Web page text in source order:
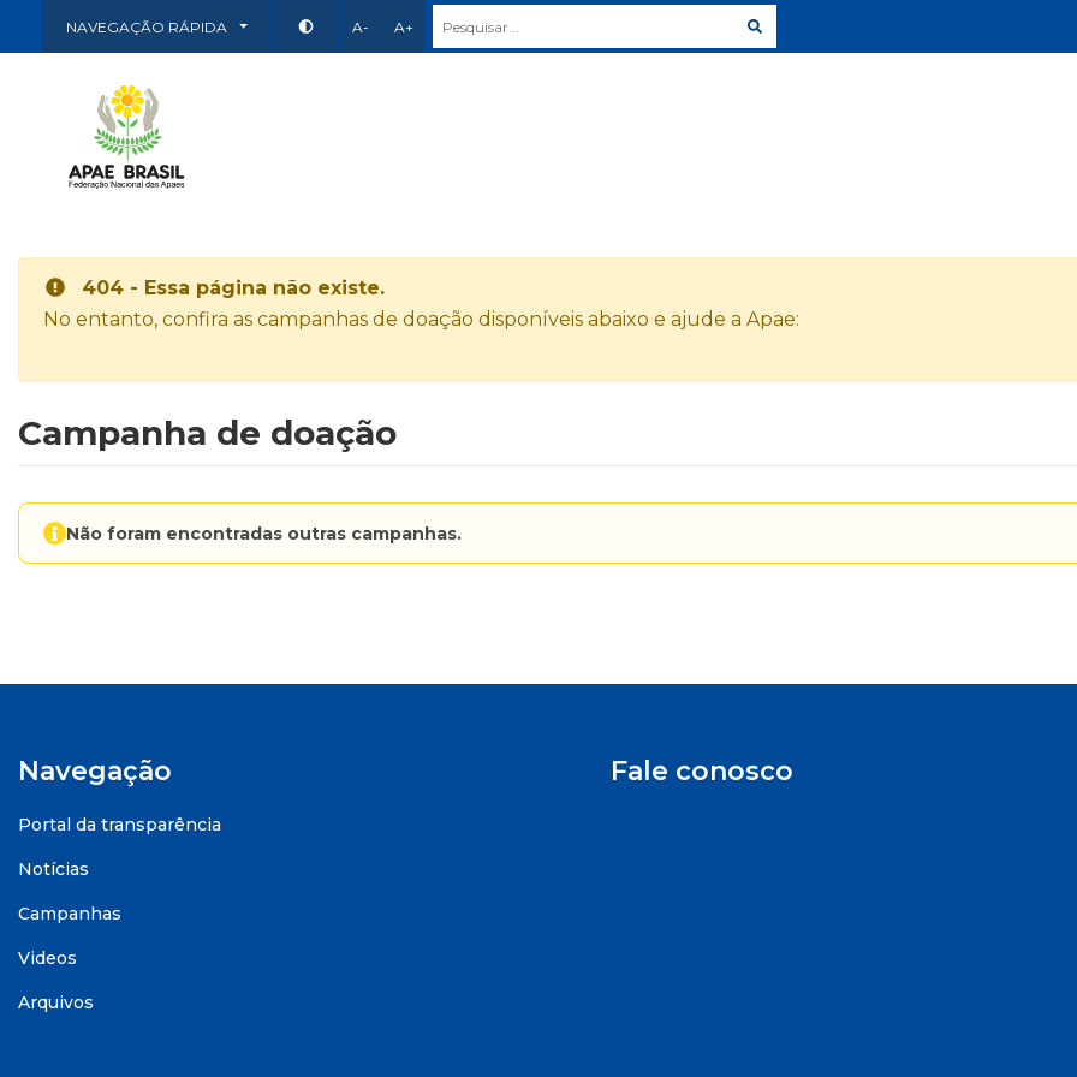
NAVEGAÇÃO RÁPIDA A- A+
404 - Essa página não existe.
No entanto, confira as campanhas de doação disponíveis abaixo e ajude a Apae:
Campanha de doação
Não foram encontradas outras campanhas.
Navegação
Portal da transparência
Notícias
Campanhas
Videos
Arquivos
Fale conosco